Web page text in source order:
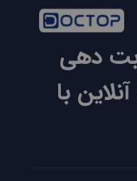
دهی
با